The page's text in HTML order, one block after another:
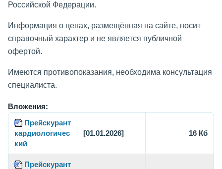
Российской Федерации.
Информация о ценах, размещённая на сайте, носит
справочный характер и не является публичной
офертой.
Имеются противопоказания, необходима консультация
специалиста.
Вложения:
Прейскурант
кардиологичес
кий
[01.01.2026] 16 Кб
Прейскурант